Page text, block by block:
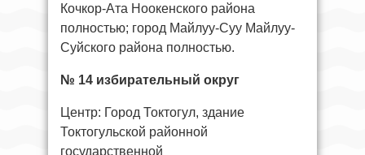
Кочкор-Ата Ноокенского района
полностью; город Майлуу-Суу Майлуу-
Суйского района полностью.
№ 14 избирательный округ
Центр: Город Токтогул, здание
Токтогульской районной
государственной